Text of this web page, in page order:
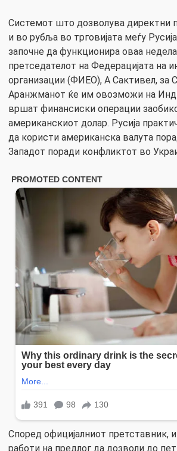
Системот што дозволува директни
и во рубља во трговијата меѓу
започне да функционира оваа
претседателот на Федерацијата на
организации (ФИЕО), А Сактивел, за
Аранжманот ќе им овозможи на
вршат финансиски операции
американскиот долар. Русија
да користи американска валута
Западот поради конфликтот во
Според официјалниот претставник,
работи на предлог да дозволи до